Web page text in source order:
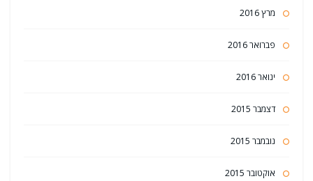
מרץ 2016
פברואר 2016
ינואר 2016
דצמבר 2015
נובמבר 2015
אוקטובר 2015